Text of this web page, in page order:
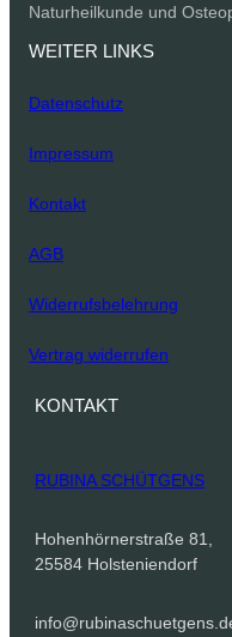
Naturheilkunde und
WEITER LINKS
Datenschutz
Impressum
Kontakt
AGB
Widerrufsbelehrung
Vertrag widerrufen
KONTAKT
RUBINA SCHÜTGENS
Hohenhörnerstraße 81,
25584 Holsteniendorf